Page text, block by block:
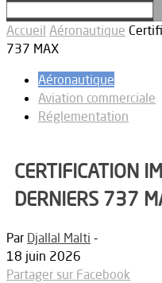
Accueil Aéronautique
737 MAX
Aéronautique
Aviation commerciale
Réglementation
CERTIFICATION
DERNIERS 737
Par Djallal Malti -
18 juin 2026
Partager sur Facebook